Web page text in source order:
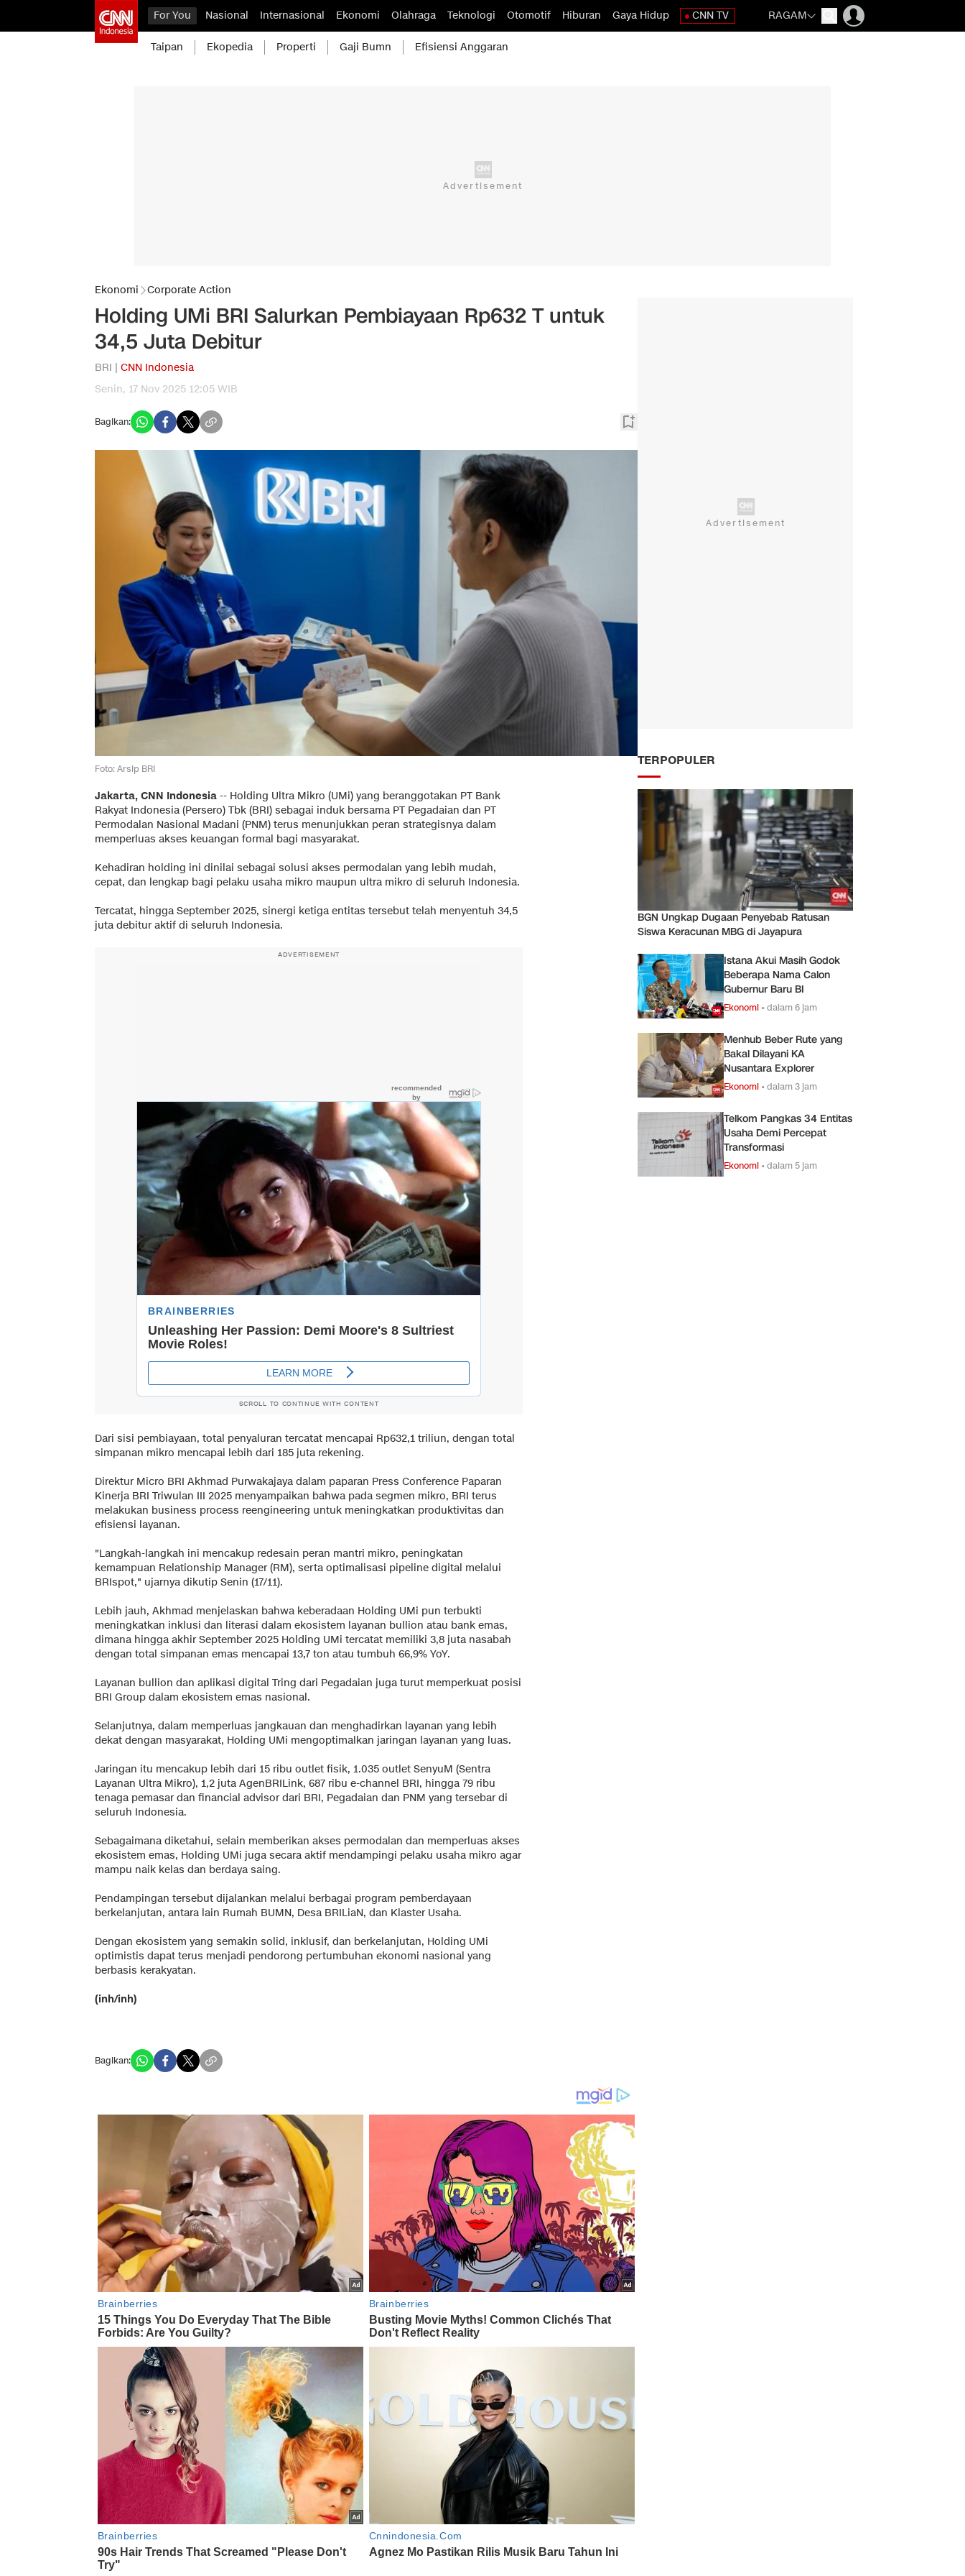
For You Nasional Internasional Ekonomi Olahraga Teknologi Otomotif Hiburan Gaya Hidup CNN TV RAGAM
Taipan Ekopedia Properti Gaji Bumn Efisiensi Anggaran
Ekonomi Corporate Action
Holding UMi BRI Salurkan Pembiayaan Rp632 T untuk
34,5 Juta Debitur
BRI | CNN Indonesia
Senin, 17 Nov 2025 12:05 WIB
Bagikan:
Foto: Arsip BRI
Jakarta, CNN Indonesia -- Holding Ultra Mikro (UMi) yang beranggotakan PT Bank
Rakyat Indonesia (Persero) Tbk (BRI) sebagai induk bersama PT Pegadaian dan PT
Permodalan Nasional Madani (PNM) terus menunjukkan peran strategisnya dalam
memperluas akses keuangan formal bagi masyarakat.
Kehadiran holding ini dinilai sebagai solusi akses permodalan yang lebih mudah,
cepat, dan lengkap bagi pelaku usaha mikro maupun ultra mikro di seluruh Indonesia.
Tercatat, hingga September 2025, sinergi ketiga entitas tersebut telah menyentuh 34,5
juta debitur aktif di seluruh Indonesia.
ADVERTISEMENT
SCROLL TO CONTINUE WITH CONTENT
Dari sisi pembiayaan, total penyaluran tercatat mencapai Rp632,1 triliun, dengan total
simpanan mikro mencapai lebih dari 185 juta rekening.
Direktur Micro BRI Akhmad Purwakajaya dalam paparan Press Conference Paparan
Kinerja BRI Triwulan III 2025 menyampaikan bahwa pada segmen mikro, BRI terus
melakukan business process reengineering untuk meningkatkan produktivitas dan
efisiensi layanan.
"Langkah-langkah ini mencakup redesain peran mantri mikro, peningkatan
kemampuan Relationship Manager (RM), serta optimalisasi pipeline digital melalui
BRIspot," ujarnya dikutip Senin (17/11).
Lebih jauh, Akhmad menjelaskan bahwa keberadaan Holding UMi pun terbukti
meningkatkan inklusi dan literasi dalam ekosistem layanan bullion atau bank emas,
dimana hingga akhir September 2025 Holding UMi tercatat memiliki 3,8 juta nasabah
dengan total simpanan emas mencapai 13,7 ton atau tumbuh 66,9% YoY.
Layanan bullion dan aplikasi digital Tring dari Pegadaian juga turut memperkuat posisi
BRI Group dalam ekosistem emas nasional.
Selanjutnya, dalam memperluas jangkauan dan menghadirkan layanan yang lebih
dekat dengan masyarakat, Holding UMi mengoptimalkan jaringan layanan yang luas.
Jaringan itu mencakup lebih dari 15 ribu outlet fisik, 1.035 outlet SenyuM (Sentra
Layanan Ultra Mikro), 1,2 juta AgenBRILink, 687 ribu e-channel BRI, hingga 79 ribu
tenaga pemasar dan financial advisor dari BRI, Pegadaian dan PNM yang tersebar di
seluruh Indonesia.
Sebagaimana diketahui, selain memberikan akses permodalan dan memperluas akses
ekosistem emas, Holding UMi juga secara aktif mendampingi pelaku usaha mikro agar
mampu naik kelas dan berdaya saing.
Pendampingan tersebut dijalankan melalui berbagai program pemberdayaan
berkelanjutan, antara lain Rumah BUMN, Desa BRILiaN, dan Klaster Usaha.
Dengan ekosistem yang semakin solid, inklusif, dan berkelanjutan, Holding UMi
optimistis dapat terus menjadi pendorong pertumbuhan ekonomi nasional yang
berbasis kerakyatan.
(inh/inh)
Bagikan:
TERPOPULER
BGN Ungkap Dugaan Penyebab Ratusan
Siswa Keracunan MBG di Jayapura
Istana Akui Masih Godok
Beberapa Nama Calon
Gubernur Baru BI
Ekonomi •dalam 6 jam
Menhub Beber Rute yang
Bakal Dilayani KA
Nusantara Explorer
Ekonomi •dalam 3 jam
Telkom Pangkas 34 Entitas
Usaha Demi Percepat
Transformasi
Ekonomi •dalam 5 jam